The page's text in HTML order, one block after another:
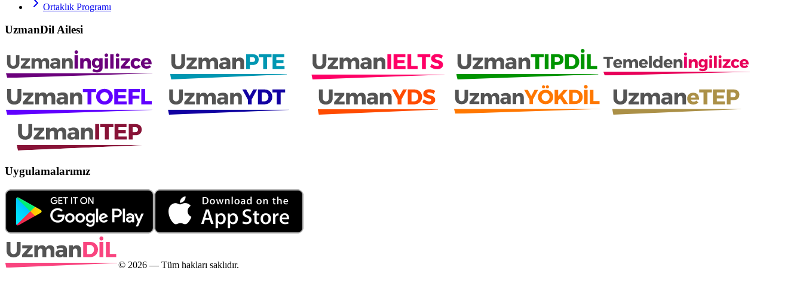
Ortaklık Programı
UzmanDil Ailesi
Uygulamalarımız
© 2026 — Tüm hakları saklıdır.